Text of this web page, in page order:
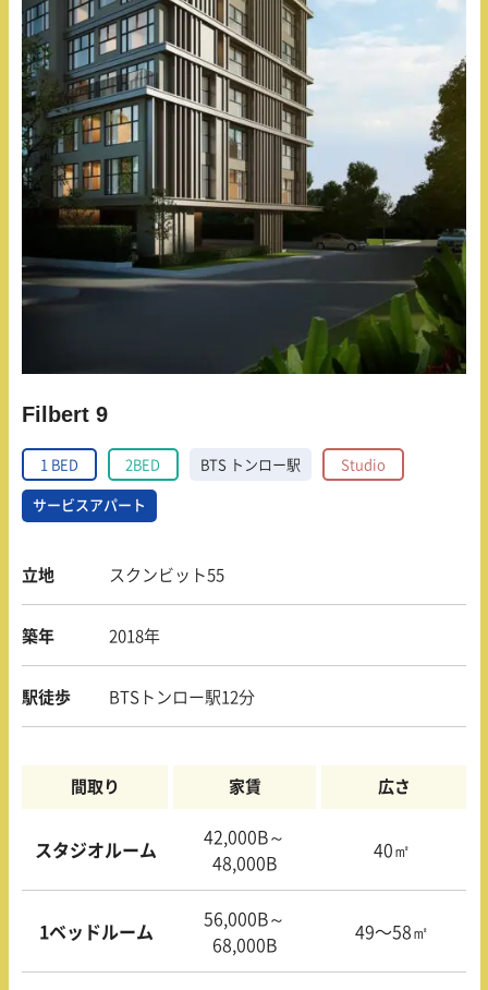
Filbert 9
1 BED 2BED BTS トンロー駅 Studio
サービスアパート
立地 スクンビット55
築年 2018年
駅徒歩 BTSトンロー駅12分
間取り 家賃 広さ
スタジオルーム
42,000B～
48,000B
40㎡
1ベッドルーム
56,000B～
68,000B
49〜58㎡